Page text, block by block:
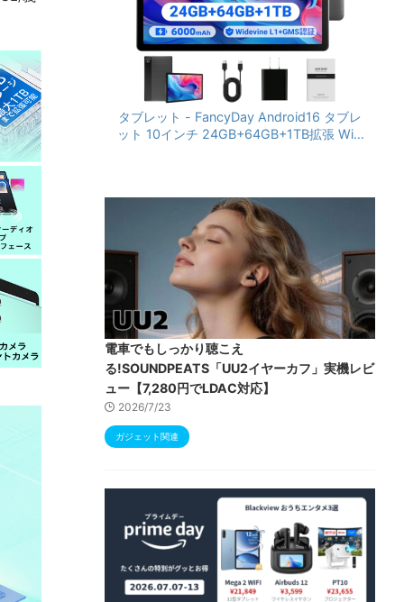
タブレット - FancyDay Android16 タブレ
ット 10インチ 24GB+64GB+1TB拡張 WiFi
RGBライト 児童守護 IPS画面 日本語説明書
電車でもしっかり聴こえ
る!SOUNDPEATS「UU2イヤーカフ」実機レビ
ュー【7,280円でLDAC対応】
2026/7/23
ガジェット関連